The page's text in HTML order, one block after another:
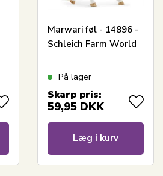
Marwari føl - 14896 -
Schleich Farm World
På lager
Skarp pris:
59,95 DKK
Læg i kurv